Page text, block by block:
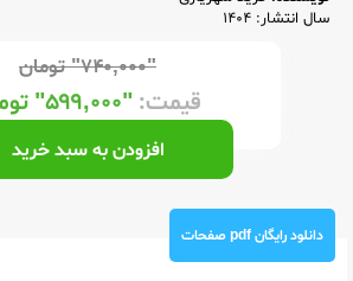
سال انتشار: 1404
"۷۴۰,۰۰۰" تومان
قیمت:"۵۹۹,۰۰۰"
افزودن به سبد خرید
دانلود رایگان pdf صفحات